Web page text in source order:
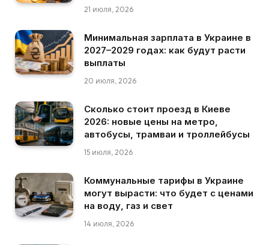
21 июля, 2026
Минимальная зарплата в Украине в
2027–2029 годах: как будут расти
выплаты
20 июля, 2026
Сколько стоит проезд в Киеве
2026: новые цены на метро,
автобусы, трамваи и троллейбусы
15 июля, 2026
Коммунальные тарифы в Украине
могут вырасти: что будет с ценами
на воду, газ и свет
14 июля, 2026